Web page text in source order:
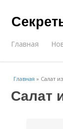
Главная
Главная » Салат
Салат